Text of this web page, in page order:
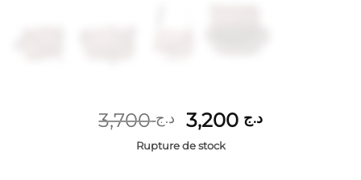
د.ج3,700
Le
prix
د.ج 3,200
Le
Rupture de stock